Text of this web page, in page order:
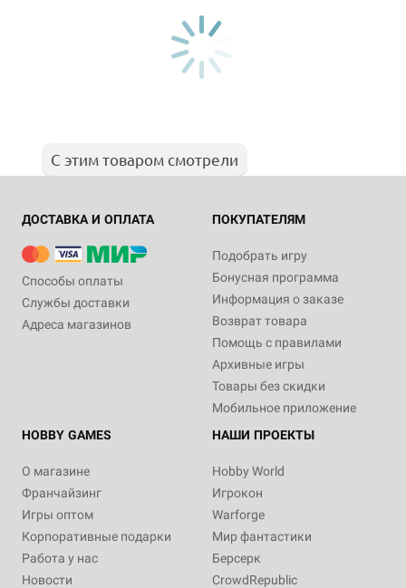
С этим товаром смотрели
ДОСТАВКА И ОПЛАТА
Способы оплаты
Службы доставки
Адреса магазинов
ПОКУПАТЕЛЯМ
Подобрать игру
Бонусная программа
Информация о заказе
Возврат товара
Помощь с правилами
Архивные игры
Товары без скидки
Мобильное приложение
HOBBY GAMES
О магазине
Франчайзинг
Игры оптом
Корпоративные подарки
Работа у нас
Новости
НАШИ ПРОЕКТЫ
Hobby World
Игрокон
Warforge
Мир фантастики
Берсерк
CrowdRepublic